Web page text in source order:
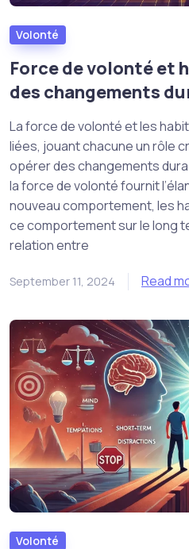
Volonté
Force de volonté et
des changements
La force de volonté et les
liées, jouant chacune un rôle
opérer des changements
la force de volonté fournit
nouveau comportement, les
ce comportement sur le long
relation entre
September 11, 2024 Read
Volonté